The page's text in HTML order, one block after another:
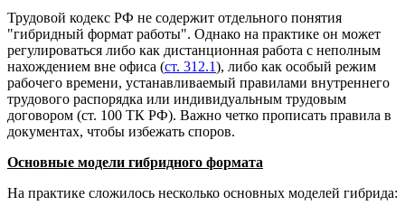
Трудовой кодекс РФ не содержит отдельного понятия
"гибридный формат работы". Однако на практике он может
регулироваться либо как дистанционная работа с неполным
нахождением вне офиса (ст. 312.1), либо как особый режим
рабочего времени, устанавливаемый правилами внутреннего
трудового распорядка или индивидуальным трудовым
договором (ст. 100 ТК РФ). Важно четко прописать правила в
документах, чтобы избежать споров.
Основные модели гибридного формата
На практике сложилось несколько основных моделей гибрида: